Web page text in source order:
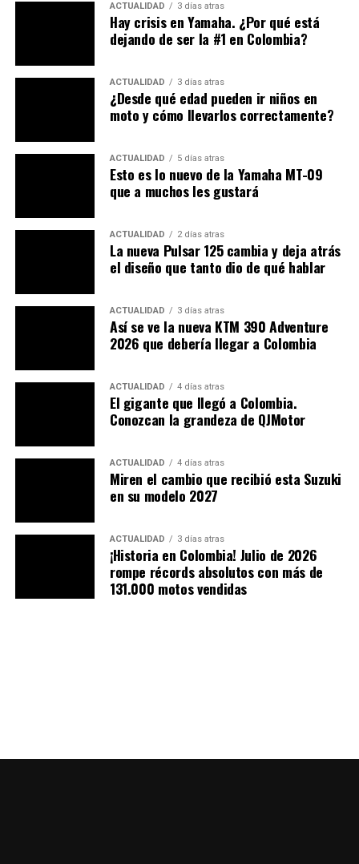
ACTUALIDAD 3 días atras
Hay crisis en Yamaha. ¿Por qué está
dejando de ser la #1 en Colombia?
ACTUALIDAD 3 días atras
¿Desde qué edad pueden ir niños en
moto y cómo llevarlos correctamente?
ACTUALIDAD 5 días atras
Esto es lo nuevo de la Yamaha MT-09
que a muchos les gustará
ACTUALIDAD 2 días atras
La nueva Pulsar 125 cambia y deja atrás
el diseño que tanto dio de qué hablar
ACTUALIDAD 3 días atras
Así se ve la nueva KTM 390 Adventure
2026 que debería llegar a Colombia
ACTUALIDAD 4 días atras
El gigante que llegó a Colombia.
Conozcan la grandeza de QJMotor
ACTUALIDAD 4 días atras
Miren el cambio que recibió esta Suzuki
en su modelo 2027
ACTUALIDAD 3 días atras
¡Historia en Colombia! Julio de 2026
rompe récords absolutos con más de
131.000 motos vendidas